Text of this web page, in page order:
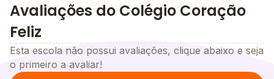
Avaliações do Colégio Coração
Feliz
Esta escola não possui avaliações, clique abaixo e seja
o primeiro a avaliar!